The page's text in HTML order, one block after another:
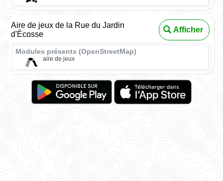
Aire de jeux de la Rue du Jardin
d'Écosse
Afficher
Modules présents (OpenStreetMap)
aire de jeux